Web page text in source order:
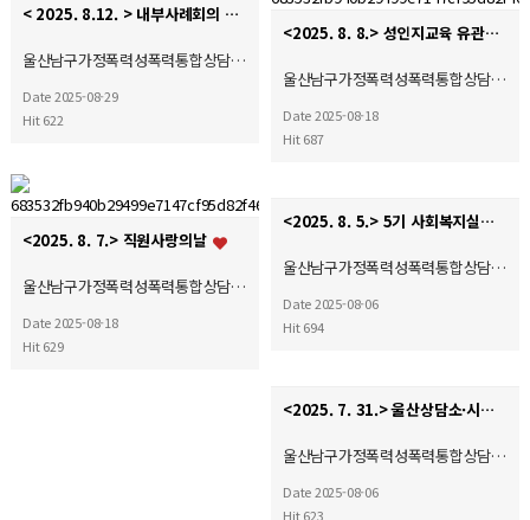
< 2025. 8.12. > 내부사례회의 ♥
울산남구가정폭력성폭력통합상담…
Date 2025-08-29
Hit 622
<2025. 8. 8.> 성인지교육 유관기관 협의회
울산남구가정폭력성폭력통합상담…
Date 2025-08-18
Hit 687
<2025. 8. 7.> 직원사랑의날
울산남구가정폭력성폭력통합상담…
Date 2025-08-18
Hit 629
<2025. 8. 5.> 5기 사회복지실습 종결식♥
울산남구가정폭력성폭력통합상담…
Date 2025-08-06
Hit 694
<2025. 7. 31.> 울산상담소·시설협의회 여성폭력예방캠페인♥
울산남구가정폭력성폭력통합상담…
Date 2025-08-06
Hit 623